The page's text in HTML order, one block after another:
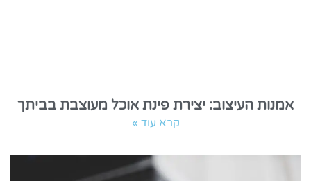
אמנות העיצוב: יצירת פינת אוכל מעוצבת בביתך
קרא עוד »